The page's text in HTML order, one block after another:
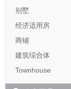
别墅
经济适用房
商铺
建筑综合体
Townhouse